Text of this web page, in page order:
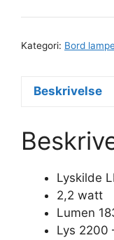
Kategori: Bord
Beskrivelse
Lyskilde
2,2 watt
Lumen
Lys 2200